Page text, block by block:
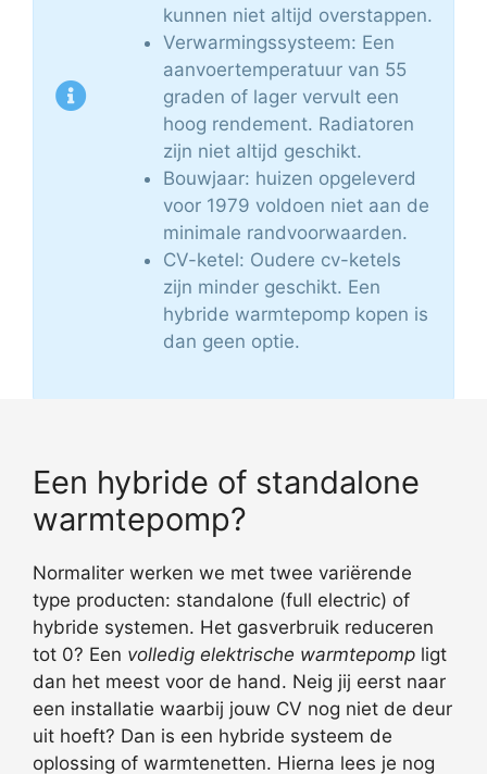
kunnen niet altijd overstappen.
Verwarmingssysteem: Een
aanvoertemperatuur van 55
graden of lager vervult een
hoog rendement. Radiatoren
zijn niet altijd geschikt.
Bouwjaar: huizen opgeleverd
voor 1979 voldoen niet aan de
minimale randvoorwaarden.
CV-ketel: Oudere cv-ketels
zijn minder geschikt. Een
hybride warmtepomp kopen is
dan geen optie.
Een hybride of standalone
warmtepomp?
Normaliter werken we met twee variërende
type producten: standalone (full electric) of
hybride systemen. Het gasverbruik reduceren
tot 0? Een volledig elektrische warmtepomp ligt
dan het meest voor de hand. Neig jij eerst naar
een installatie waarbij jouw CV nog niet de deur
uit hoeft? Dan is een hybride systeem de
oplossing of warmtenetten. Hierna lees je nog